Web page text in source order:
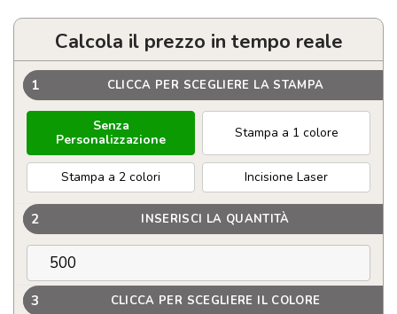
Calcola il prezzo in tempo reale
1 CLICCA PER SCEGLIERE LA STAMPA
Senza
Personalizzazione
Stampa a 1 colore
Stampa a 2 colori Incisione Laser
2 INSERISCI LA QUANTITÀ
3 CLICCA PER SCEGLIERE IL COLORE